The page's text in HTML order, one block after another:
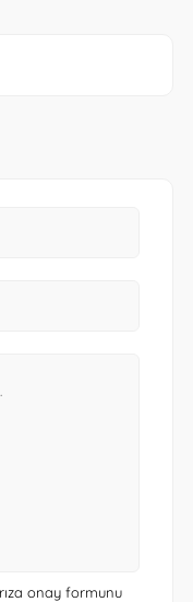
onay formunu